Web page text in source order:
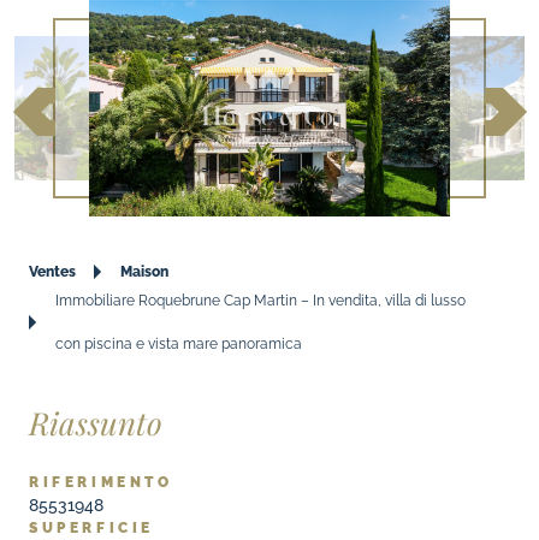
Ventes
Maison
Immobiliare Roquebrune Cap Martin – In vendita, villa di lusso
con piscina e vista mare panoramica
Riassunto
RIFERIMENTO
85531948
SUPERFICIE